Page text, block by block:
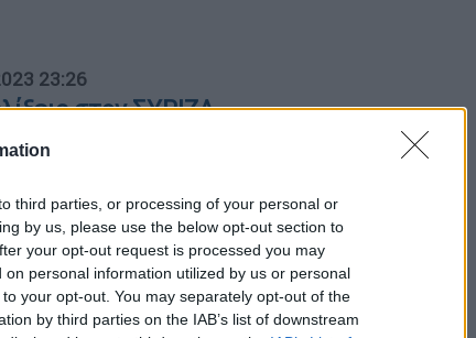
third parties, or processing of your personal or
by us, please use the below opt-out section to
your opt-out request is processed you may
personal information utilized by us or personal
your opt-out. You may separately opt-out of the
by third parties on the IAB’s list of downstream
23:26
στον ΣΥΡΙΖΑ -
όργανα για
εκλογής
της